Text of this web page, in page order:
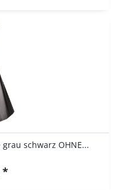
schwarz OHNE...
*